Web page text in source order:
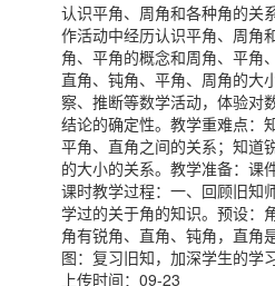
认识平角、周角和各种角的关
作活动中经历认识平角、周角
角、平角的概念和周角、平角
直角、钝角、平角、周角的大
察、推断等数学活动，体验对
结论的确定性。教学重难点：
平角、直角之间的关系；知道
的大小的关系。教学准备：课
课时教学过程：一、回顾旧知
学过的关于角的知识。预设：
角有锐角、直角、钝角，直角
图：复习旧知，加深学生的学
上传时间：09-23